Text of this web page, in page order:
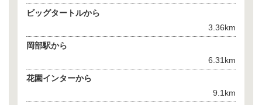
ビッグタートルから
3.36km
岡部駅から
6.31km
花園インターから
9.1km